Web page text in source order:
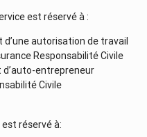
est réservé à :
autorisation de travail
Responsabilité Civile
entrepreneur
Civile
est réservé à: